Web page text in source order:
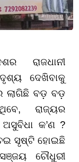
ରାଜଧାନୀ
ଦେଖିବାକୁ
ଲାଗିଛି ବଡ଼ ବଡ଼
ରାଜ୍ୟର
ଅସୁବିଧା କ’ଣ ?
ସୃଷ୍ଟି ହୋଇଛି
ଚୌଧୁରୀ